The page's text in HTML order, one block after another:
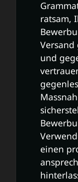
ratsam,
und
einen